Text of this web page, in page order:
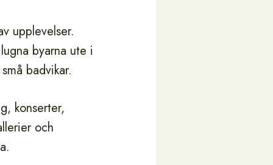
upplevelser.
byarna ute i
badvikar.
konserter,
och